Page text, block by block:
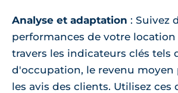
Analyse et adaptation : Suivez
performances de votre location
travers les indicateurs clés tels
d'occupation, le revenu moyen
les avis des clients. Utilisez ces